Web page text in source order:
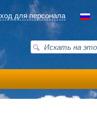
для персонала